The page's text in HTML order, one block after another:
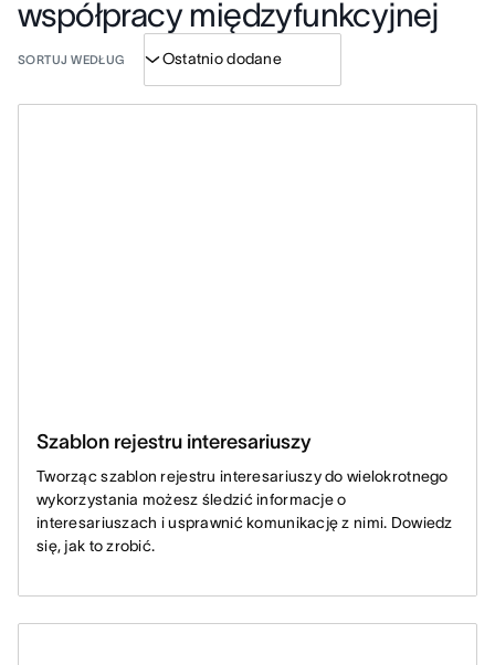
współpracy międzyfunkcyjnej
SORTUJ WEDŁUG
Szablon rejestru interesariuszy
Tworząc szablon rejestru interesariuszy do wielokrotnego
wykorzystania możesz śledzić informacje o
interesariuszach i usprawnić komunikację z nimi. Dowiedz
się, jak to zrobić.